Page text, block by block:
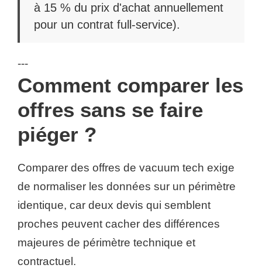
à 15 % du prix d'achat annuellement
pour un contrat full-service).
---
Comment comparer les
offres sans se faire
piéger ?
Comparer des offres de vacuum tech exige
de normaliser les données sur un périmètre
identique, car deux devis qui semblent
proches peuvent cacher des différences
majeures de périmètre technique et
contractuel.